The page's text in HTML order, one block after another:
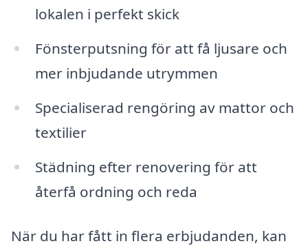
lokalen i perfekt skick
Fönsterputsning för att få ljusare och
mer inbjudande utrymmen
Specialiserad rengöring av mattor och
textilier
Städning efter renovering för att
återfå ordning och reda
När du har fått in flera erbjudanden, kan